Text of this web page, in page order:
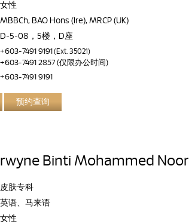
女性
MBBCh, BAO Hons (Ire), MRCP (UK)
D-5-08，5楼，D座
+603-7491 9191 (Ext. 35021)
+603-7491 2857(仅限办公时间)
+603-7491 9191
预约查询
Binti Mohammed Noor
皮肤专科
英语、马来语
女性